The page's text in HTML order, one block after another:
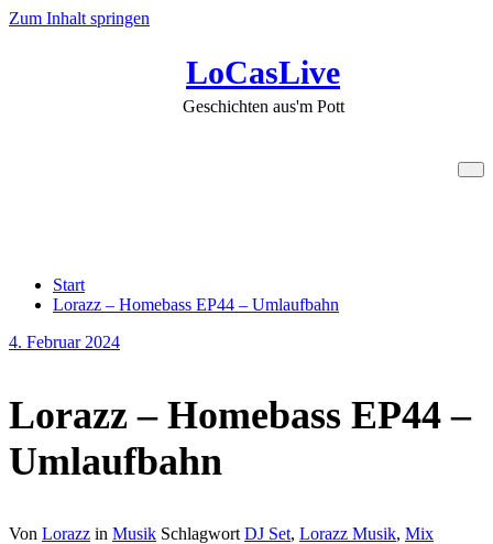
Zum Inhalt springen
LoCasLive
Geschichten aus'm Pott
Start
Lorazz – Homebass EP44 – Umlaufbahn
4. Februar 2024
Lorazz – Homebass EP44 –
Umlaufbahn
Von Lorazz in Musik Schlagwort DJ Set, Lorazz Musik, Mix